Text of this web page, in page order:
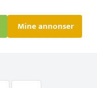
Mine annonser